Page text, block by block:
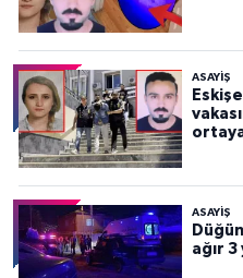
ASAYİŞ
ortaya
ASAYİŞ
ağır 3